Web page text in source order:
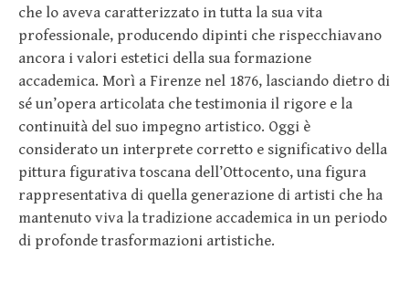
che lo aveva caratterizzato in tutta la sua vita
professionale, producendo dipinti che rispecchiavano
ancora i valori estetici della sua formazione
accademica. Morì a Firenze nel 1876, lasciando dietro di
sé un’opera articolata che testimonia il rigore e la
continuità del suo impegno artistico. Oggi è
considerato un interprete corretto e significativo della
pittura figurativa toscana dell’Ottocento, una figura
rappresentativa di quella generazione di artisti che ha
mantenuto viva la tradizione accademica in un periodo
di profonde trasformazioni artistiche.